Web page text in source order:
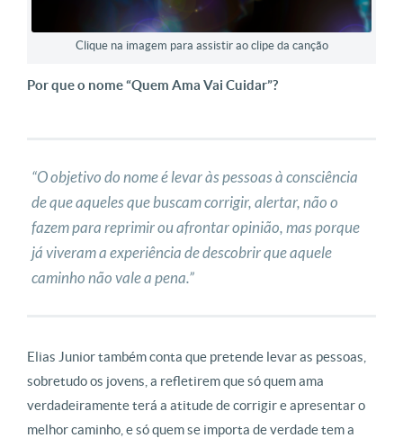
Clique na imagem para assistir ao clipe da canção
Por que o nome “Quem Ama Vai Cuidar”?
“O objetivo do nome é levar às pessoas à consciência
de que aqueles que buscam corrigir, alertar, não o
fazem para reprimir ou afrontar opinião, mas porque
já viveram a experiência de descobrir que aquele
caminho não vale a pena.”
Elias Junior também conta que pretende levar as pessoas,
sobretudo os jovens, a refletirem que só quem ama
verdadeiramente terá a atitude de corrigir e apresentar o
melhor caminho, e só quem se importa de verdade tem a